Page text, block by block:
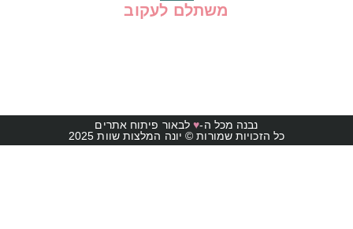
משתלם לעקוב
נבנה מכל ה-♥לבאור פיתוח אתרים
כל הזכויות שמורות © יונה המלצות שוות 2025